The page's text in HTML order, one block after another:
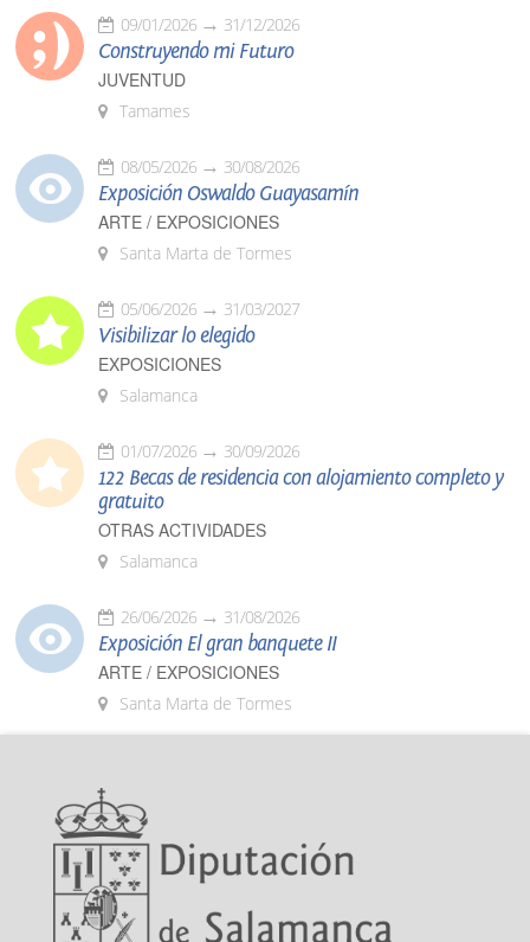
09/01/2026 31/12/2026
Construyendo mi Futuro
JUVENTUD
Tamames
08/05/2026 30/08/2026
Exposición Oswaldo Guayasamín
ARTE / EXPOSICIONES
Santa Marta de Tormes
05/06/2026 31/03/2027
Visibilizar lo elegido
EXPOSICIONES
Salamanca
01/07/2026 30/09/2026
122 Becas de residencia con alojamiento completo y
gratuito
OTRAS ACTIVIDADES
Salamanca
26/06/2026 31/08/2026
Exposición El gran banquete II
ARTE / EXPOSICIONES
Santa Marta de Tormes